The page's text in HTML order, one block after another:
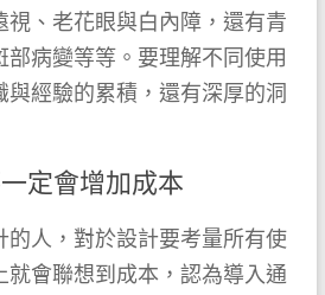
視、老花眼與白內障，還有青
部病變等等。要理解不同使用
經驗的累積，還有深厚的洞
定會增加成本
的人，對於設計要考量所有使
就會聯想到成本，認為導入通